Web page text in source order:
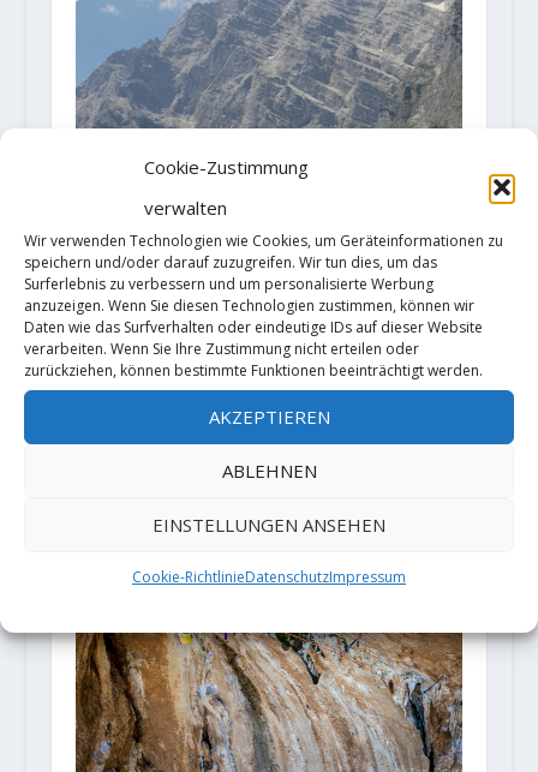
Cookie-Zustimmung
verwalten
Wir verwenden Technologien wie Cookies, um Geräteinformationen zu
speichern und/oder darauf zuzugreifen. Wir tun dies, um das
Surferlebnis zu verbessern und um personalisierte Werbung
anzuzeigen. Wenn Sie diesen Technologien zustimmen, können wir
Daten wie das Surfverhalten oder eindeutige IDs auf dieser Website
verarbeiten. Wenn Sie Ihre Zustimmung nicht erteilen oder
zurückziehen, können bestimmte Funktionen beeinträchtigt werden.
AKZEPTIEREN
ABLEHNEN
EINSTELLUNGEN ANSEHEN
Cookie-RichtlinieDatenschutzImpressum
Corona-Pandemie - Lockerungen